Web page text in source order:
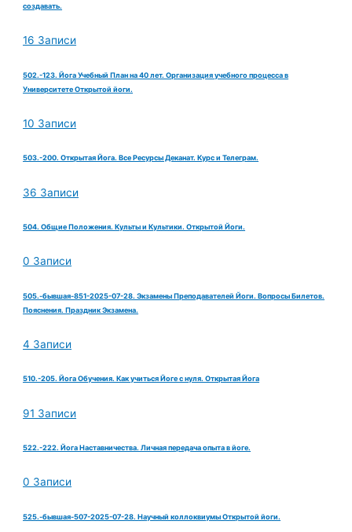
создавать.
16 Записи
502.-123. Йога Учебный План на 40 лет. Организация учебного процесса в
Университете Открытой йоги.
10 Записи
503.-200. Открытая Йога. Все Ресурсы Деканат. Курс и Телеграм.
36 Записи
504. Общие Положения. Культы и Культики. Открытой Йоги.
0 Записи
505.-бывшая-851-2025-07-28. Экзамены Преподавателей Йоги. Вопросы Билетов.
Пояснения. Праздник Экзамена.
4 Записи
510.-205. Йога Обучения. Как учиться Йоге с нуля. Открытая Йога
91 Записи
522.-222. Йога Наставничества. Личная передача опыта в йоге.
0 Записи
525.-бывшая-507-2025-07-28. Научный коллоквиумы Открытой йоги.